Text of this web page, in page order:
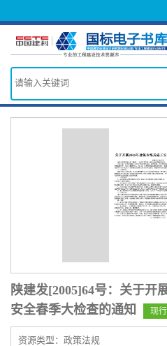
陕建发[2005]64号：关于开
安全春季大检查的通知
现行
资源类型：政策法规